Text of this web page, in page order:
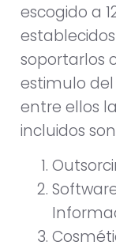
escogido a
soportarlos
estimulo
entre ellos
incluidos